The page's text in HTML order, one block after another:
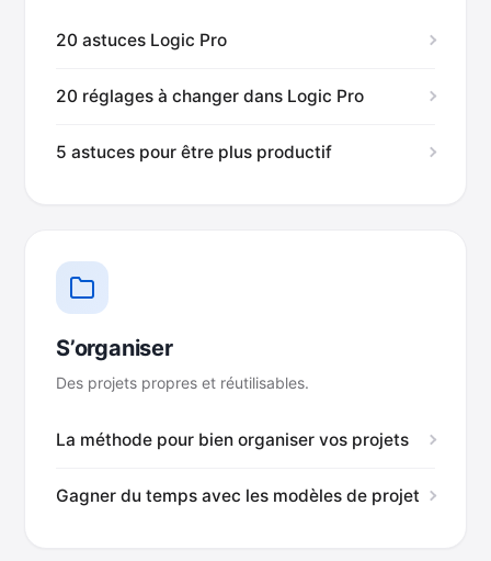
20 astuces Logic Pro
20 réglages à changer dans Logic Pro
5 astuces pour être plus productif
S’organiser
Des projets propres et réutilisables.
La méthode pour bien organiser vos projets
Gagner du temps avec les modèles de projet